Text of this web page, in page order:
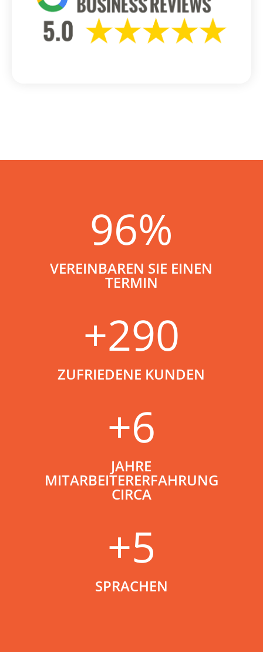
96%
VEREINBAREN SIE EINEN
TERMIN
+290
ZUFRIEDENE KUNDEN
+6
JAHRE
MITARBEITERERFAHRUNG
CIRCA
+5
SPRACHEN